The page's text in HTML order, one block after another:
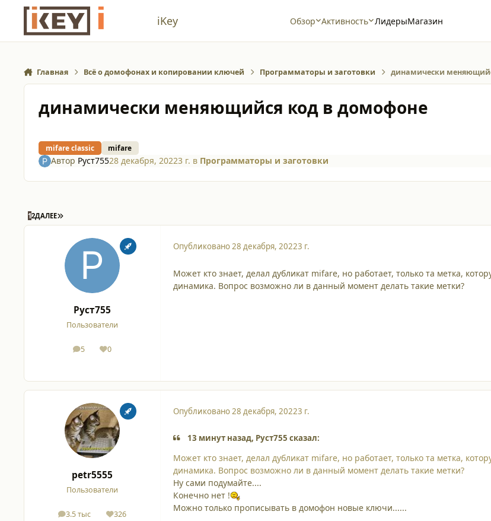
Перейти к содержанию
iKey Обзор Активность ЛидерыМагазин
Главная Всё о домофонах и копировании ключей Программаторы и заготовки динамически
динамически меняющийся код в домофоне
mifare classic mifare
Автор Руст75528 декабря, 20223 г. в Программаторы и заготовки
12ДАЛЕЕ ПОСЛЕДНЯЯ СТРАНИЦА
Руст755
Пользователи
5
сообщения
0
Репутация
Опубликовано28 декабря, 20223 г.
Может кто знает, делал дубликат mifare, но работает, только та метка,
динамика. Вопрос возможно ли в данный момент делать такие метки?
petr5555
Пользователи
3.5 тыс
сообщения326
Репутация
Опубликовано 28 декабря, 20223 г.
13 минут назад, Руст755 сказал:
Может кто знает, делал дубликат mifare, но работает, только та метка,
динамика. Вопрос возможно ли в данный момент делать такие метки?
Ну сами подумайте....
Конечно нет !
Можно только прописывать в домофон новые ключи......